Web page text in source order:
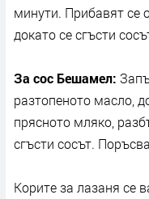
минути. Прибавят се
докато се сгъсти
За сос Бешамел:
разтопеното масло,
прясното мляко,
сгъсти сосът.
Корите за лазаня се